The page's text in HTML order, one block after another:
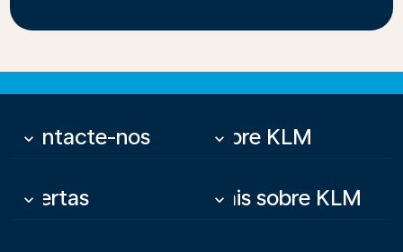
Contacte-nos
keyboard_arrow_down Sobre KLM
keyboard_arrow_down
Ofertas
keyboard_arrow_down Mais sobre KLM
keyboard_arrow_down